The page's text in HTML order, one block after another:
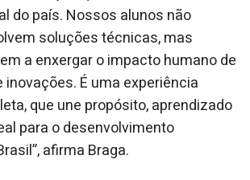
do país. Nossos alunos não
soluções técnicas, mas
a enxergar o impacto humano de
É uma experiência
que une propósito, aprendizado
para o desenvolvimento
afirma Braga.